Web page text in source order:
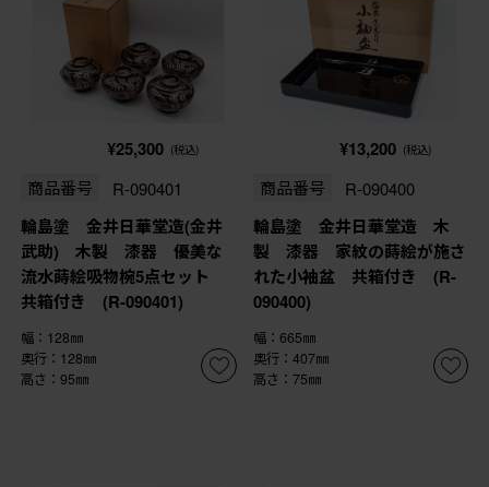
¥25,300 (税込)
商品番号 R-090401
輪島塗 金井日華堂造(金井
武助) 木製 漆器 優美な
流水蒔絵吸物椀5点セット
共箱付き (R-090401)
幅：128㎜
奥行：128㎜
高さ：95㎜
¥13,200 (税込)
商品番号 R-090400
輪島塗 金井日華堂造 木
製 漆器 家紋の蒔絵が施さ
れた小袖盆 共箱付き (R-
090400)
幅：665㎜
奥行：407㎜
高さ：75㎜